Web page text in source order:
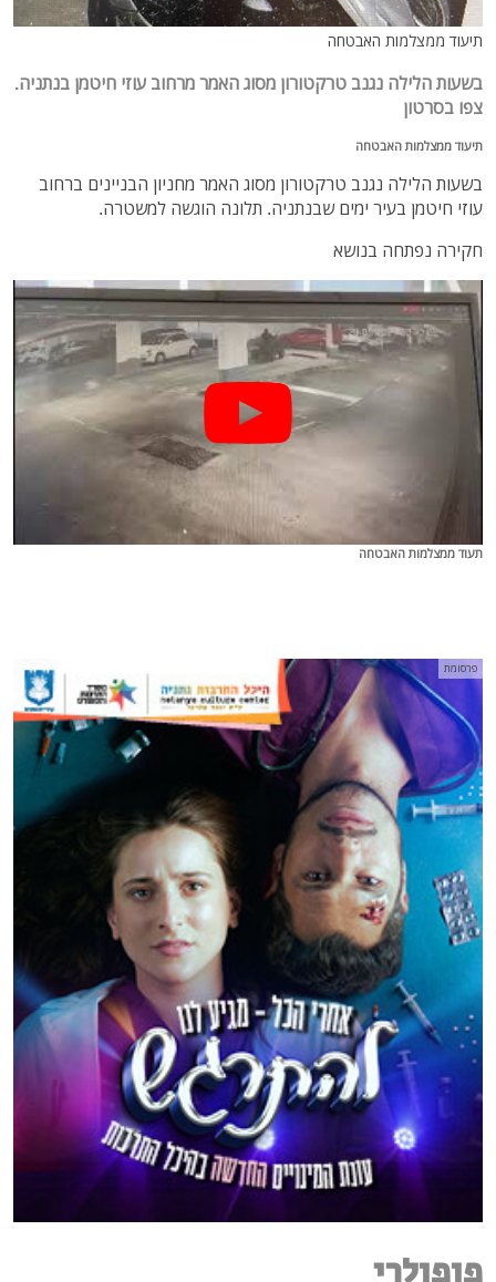
תיעוד ממצלמות האבטחה
בשעות הלילה נגנב טרקטורון מסוג האמר מרחוב עוזי חיטמן בנתניה.
צפו בסרטון
תיעוד ממצלמות האבטחה
בשעות הלילה נגנב טרקטורון מסוג האמר מחניון הבניינים ברחוב
עוזי חיטמן בעיר ימים שבנתניה. תלונה הוגשה למשטרה.
חקירה נפתחה בנושא
תעוד ממצלמות האבטחה
פרסומת